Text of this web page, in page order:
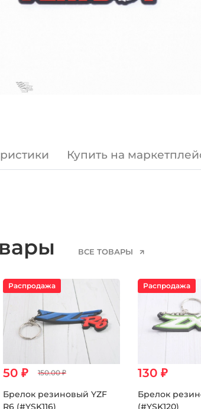
Купить на
ВСЕ ТОВАРЫ
Распродажа
50 ₽ 150.00 ₽
Брелок резиновый YZF
R6 (#YSK116)
Распродажа
130 ₽
Брелок
(#YSK120)